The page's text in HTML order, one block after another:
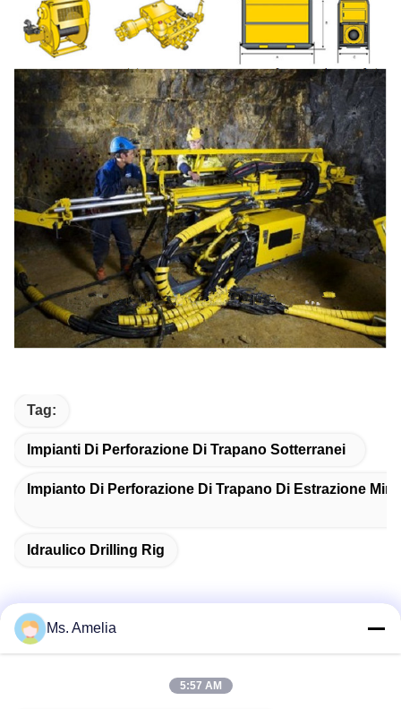
Tag:
Impianti Di Perforazione Di Trapano Sotterranei
Impianto Di Perforazione Di Trapano Di Estrazione
Idraulico Drilling Rig
Ms. Amelia
5:57 AM